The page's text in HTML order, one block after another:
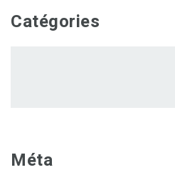
Catégories
Méta